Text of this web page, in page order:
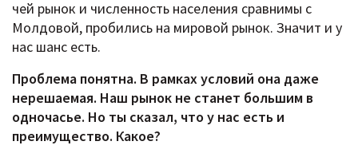
чей рынок и численность населения сравнимы с
Молдовой, пробились на мировой рынок. Значит и у
нас шанс есть.
Проблема понятна. В рамках условий она даже
нерешаемая. Наш рынок не станет большим в
одночасье. Но ты сказал, что у нас есть и
преимущество. Какое?